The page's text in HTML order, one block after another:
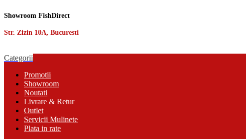
Showroom FishDirect
Str. Zizin 10A, Bucuresti
Categorii
Promotii
Showroom
Noutati
Livrare & Retur
Outlet
Servicii Mulinete
Plata in rate